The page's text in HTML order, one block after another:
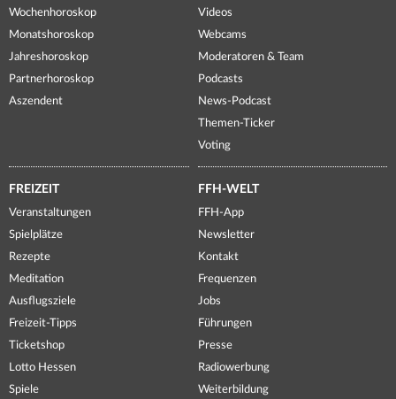
Wochenhoroskop
Monatshoroskop
Jahreshoroskop
Partnerhoroskop
Aszendent
Videos
Webcams
Moderatoren & Team
Podcasts
News-Podcast
Themen-Ticker
Voting
FREIZEIT
Veranstaltungen
Spielplätze
Rezepte
Meditation
Ausflugsziele
Freizeit-Tipps
Ticketshop
Lotto Hessen
Spiele
FFH-WELT
FFH-App
Newsletter
Kontakt
Frequenzen
Jobs
Führungen
Presse
Radiowerbung
Weiterbildung